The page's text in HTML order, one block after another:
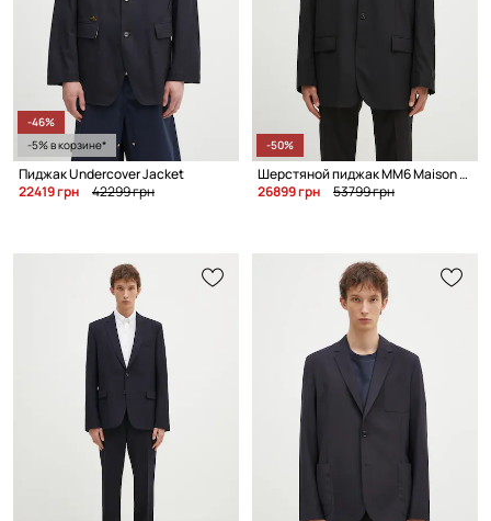
-46%
-5% в корзине*
Пиджак Undercover Jacket
22419 грн
42299 грн
-50%
Шерстяной пиджак MM6 Maison Margiela
26899 грн
53799 грн